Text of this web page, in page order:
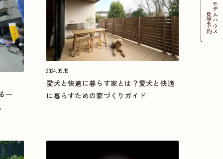
一
2024.09.19
愛犬と快適に暮らす家とは？愛犬と快適
に暮らすための家づくりガイド
モデルハウス
見学
予約